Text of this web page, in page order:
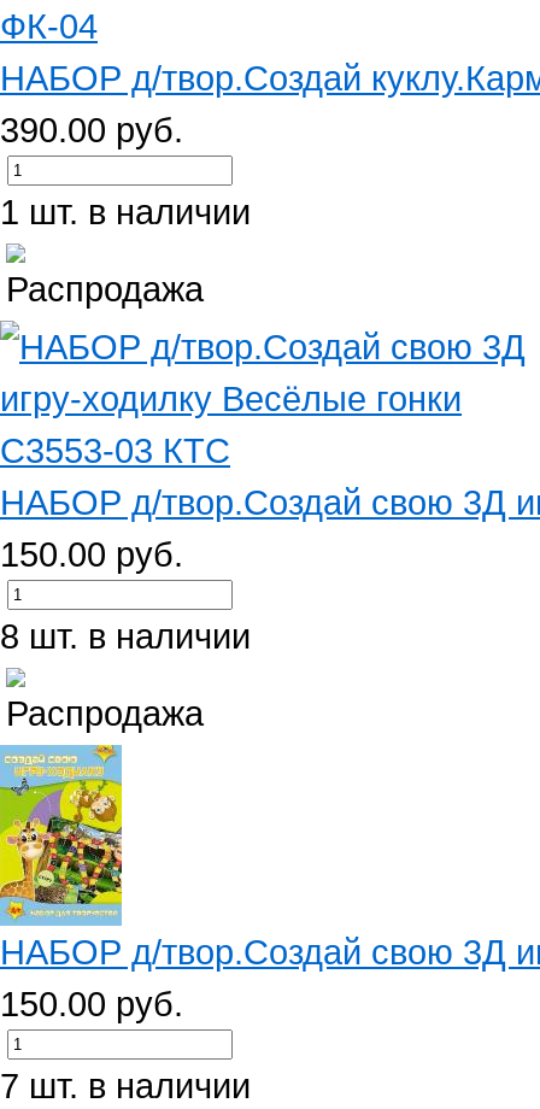
НАБОР д/твор.Создай
390.00 руб.
1 шт. в наличии
НАБОР д/твор.Создай свою 3Д
150.00 руб.
8 шт. в наличии
НАБОР д/твор.Создай свою 3Д
150.00 руб.
7 шт. в наличии